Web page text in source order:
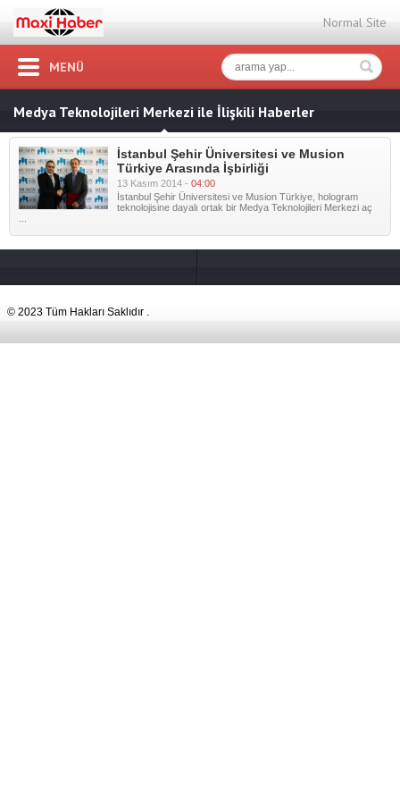
Normal Site
MENÜ
Medya Teknolojileri Merkezi ile İlişkili Haberler
İstanbul Şehir Üniversitesi ve Musion
Türkiye Arasında İşbirliği
13 Kasım 2014 - 04:00
İstanbul Şehir Üniversitesi ve Musion Türkiye, hologram
teknolojisine dayalı ortak bir Medya Teknolojileri Merkezi aç
© 2023 Tüm Hakları Saklıdır .